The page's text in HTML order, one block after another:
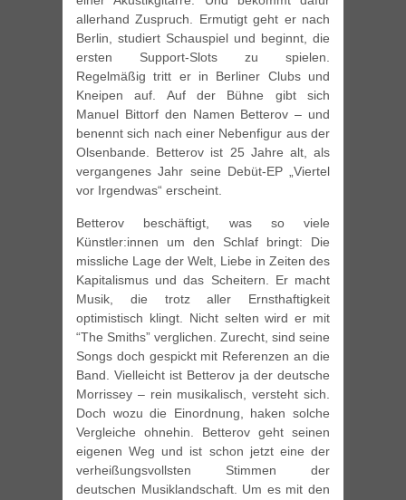
allerhand Zuspruch. Ermutigt geht er nach
Berlin, studiert Schauspiel und beginnt, die
ersten Support-Slots zu spielen.
Regelmäßig tritt er in Berliner Clubs und
Kneipen auf. Auf der Bühne gibt sich
Manuel Bittorf den Namen Betterov – und
benennt sich nach einer Nebenfigur aus der
Olsenbande. Betterov ist 25 Jahre alt, als
vergangenes Jahr seine Debüt-EP „Viertel
vor Irgendwas“ erscheint.
Betterov beschäftigt, was so viele
Künstler:innen um den Schlaf bringt: Die
missliche Lage der Welt, Liebe in Zeiten des
Kapitalismus und das Scheitern. Er macht
Musik, die trotz aller Ernsthaftigkeit
optimistisch klingt. Nicht selten wird er mit
“The Smiths” verglichen. Zurecht, sind seine
Songs doch gespickt mit Referenzen an die
Band. Vielleicht ist Betterov ja der deutsche
Morrissey – rein musikalisch, versteht sich.
Doch wozu die Einordnung, haken solche
Vergleiche ohnehin. Betterov geht seinen
eigenen Weg und ist schon jetzt eine der
verheißungsvollsten Stimmen der
deutschen Musiklandschaft. Um es mit den